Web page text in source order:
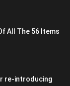
All The 56 Items
re-introducing